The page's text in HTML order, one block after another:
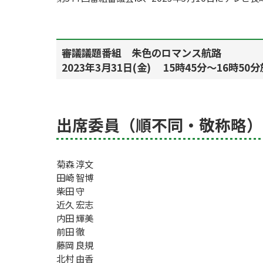
審議議題番組 朱色のロマンス航路
2023年3月31日(金) 15時45分～16時50分
出席委員（順不同・敬称略）
菊森 淳文
田崎 智博
柴田 守
近久 宏志
内田 輝美
前田 徹
藤岡 良規
北村 由香